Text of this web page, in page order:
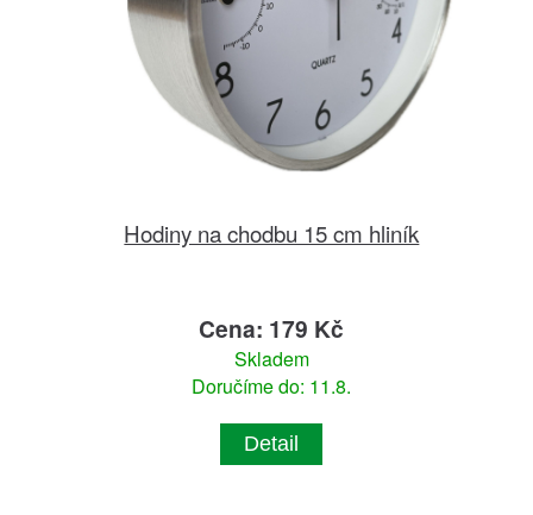
Hodiny na chodbu 15 cm hliník
Cena: 179 Kč
Skladem
Doručíme do: 11.8.
Detail